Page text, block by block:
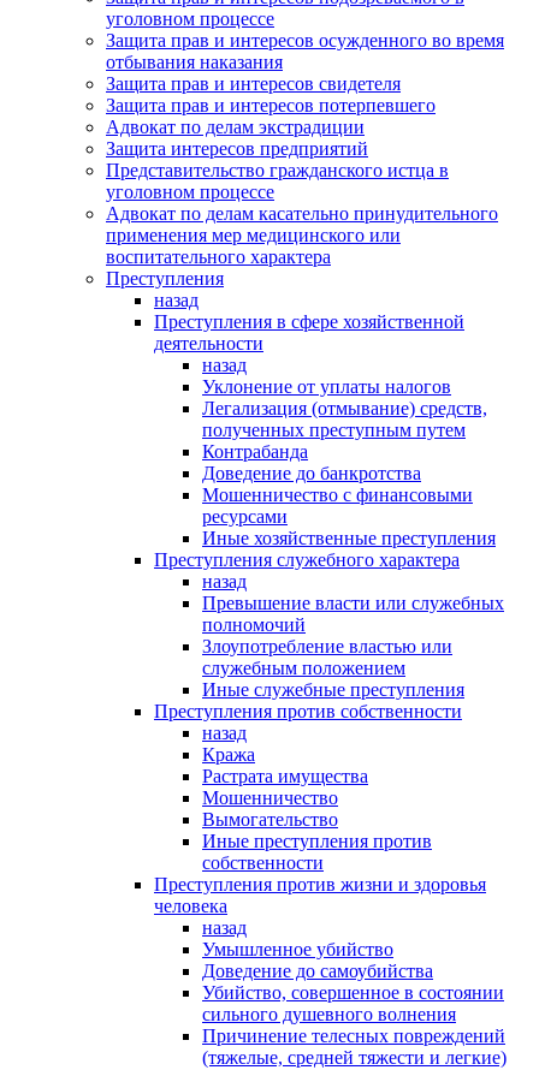
уголовном процессе
Защита прав и интересов осужденного во время
отбывания наказания
Защита прав и интересов свидетеля
Защита прав и интересов потерпевшего
Адвокат по делам экстрадиции
Защита интересов предприятий
Представительство гражданского истца в
уголовном процессе
Адвокат по делам касательно принудительного
применения мер медицинского или
воспитательного характера
Преступления
назад
Преступления в сфере хозяйственной
деятельности
назад
Уклонение от уплаты налогов
Легализация (отмывание) средств,
полученных преступным путем
Контрабанда
Доведение до банкротства
Мошенничество с финансовыми
ресурсами
Иные хозяйственные преступления
Преступления служебного характера
назад
Превышение власти или служебных
полномочий
Злоупотребление властью или
служебным положением
Иные служебные преступления
Преступления против собственности
назад
Кража
Растрата имущества
Мошенничество
Вымогательство
Иные преступления против
собственности
Преступления против жизни и здоровья
человека
назад
Умышленное убийство
Доведение до самоубийства
Убийство, совершенное в состоянии
сильного душевного волнения
Причинение телесных повреждений
(тяжелые, средней тяжести и легкие)